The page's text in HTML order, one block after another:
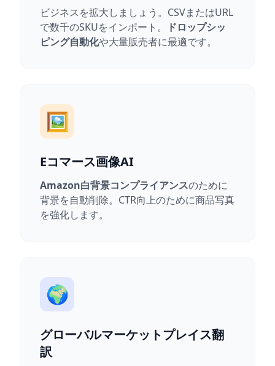
ビジネスを拡大しましょう。CSVまたはURL
で数千のSKUをインポート。
ドロップシッ
ピング自動化や大量販売者に最適です。
🖼️
Eコマース画像AI
Amazon白背景コンプライアンスのために
背景を自動削除。CTR向上のために商品写真
を強化します。
🌍
グローバルマーケットプレイス翻
訳